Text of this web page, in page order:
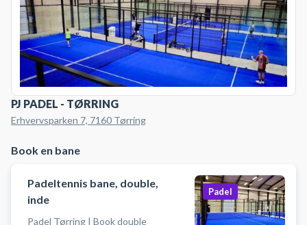
PJ PADEL - TØRRING
Erhvervsparken 7, 7160 Tørring
Book en bane
Padeltennis bane, double,
inde
Padel Tørring | Book double
Padel